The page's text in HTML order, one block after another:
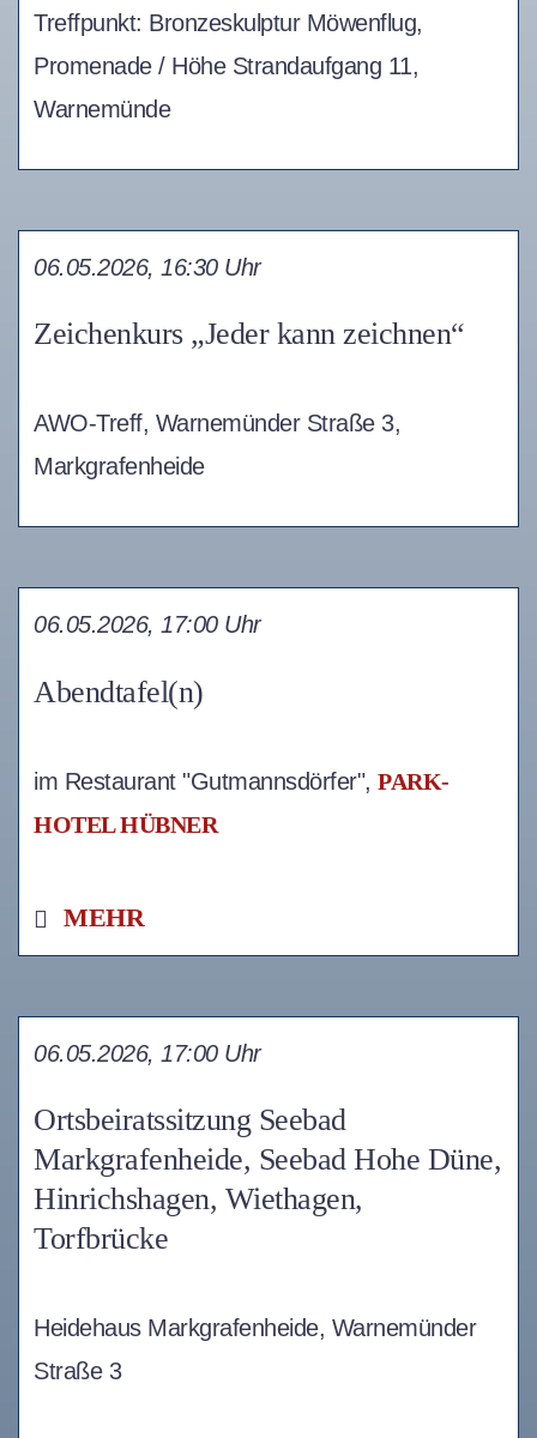
Treffpunkt: Bronzeskulptur Möwenflug,
Promenade / Höhe Strandaufgang 11,
Warnemünde
Zeichenkurs „Jeder kann zeichnen“
06.05.2026, 16:30 Uhr
AWO-Treff, Warnemünder Straße 3,
Markgrafenheide
Abendtafel(n)
06.05.2026, 17:00 Uhr
im Restaurant "Gutmannsdörfer", PARK-
HOTEL HÜBNER
MEHR
Ortsbeiratssitzung Seebad
Markgrafenheide, Seebad Hohe Düne,
Hinrichshagen, Wiethagen,
Torfbrücke
06.05.2026, 17:00 Uhr
Heidehaus Markgrafenheide, Warnemünder
Straße 3